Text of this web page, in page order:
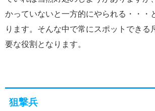
かっていないと一方的にやられる・・・
ります。そんな中で常にスポットできる
要な役割となります。
狙撃兵